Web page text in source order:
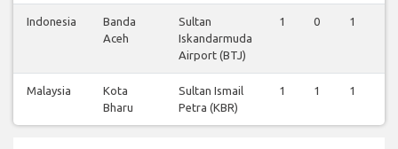
Indonesia
Banda
Aceh
Sultan
Iskandarmuda
Airport (BTJ)
1 0 1
Malaysia
Kota
Bharu
Sultan Ismail
Petra (KBR)
1 1 1